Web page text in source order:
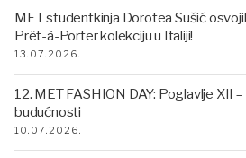
MET studentkinja Dorotea Sušić
Prêt-à-Porter kolekciju u Italiji!
13.07.2026.
12. MET FASHION DAY: Poglavlje XII
budućnosti
10.07.2026.